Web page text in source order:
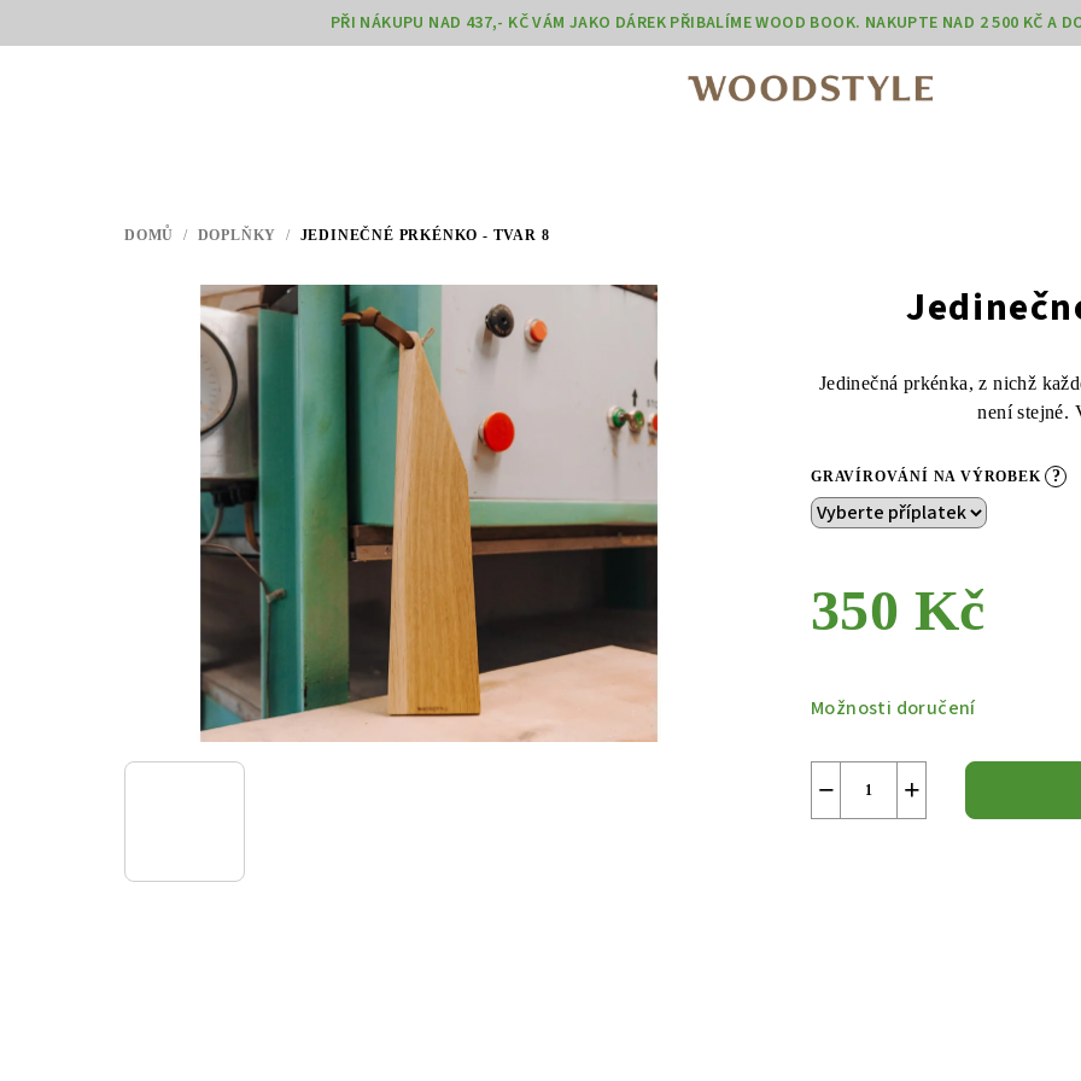
na
PŘI NÁKUPU NAD 437,- KČ VÁM JAKO DÁREK PŘIBALÍME WOOD BOOK. NAKUPTE NAD 2 500 KČ A
DOMŮ / DOPLŇKY / JEDINEČNÉ PRKÉNKO - TVAR 8
Jedinečná prkénka, z nichž
není stejné.
GRAVÍROVÁNÍ NA VÝROBEK ?
350 Kč
cena:
Možnosti doručení
+
−